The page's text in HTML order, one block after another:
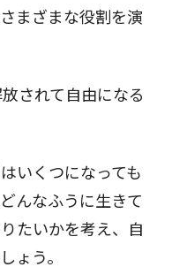
まざまな役割を演
されて自由になる
いくつになっても
んなふうに生きて
たいかを考え、自
ょう。